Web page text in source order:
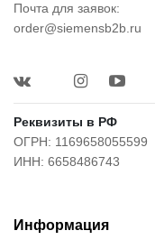
Почта для заявок:
order@siemensb2b.ru
Реквизиты в РФ
ОГРН: 1169658055599
ИНН: 6658486743
Информация